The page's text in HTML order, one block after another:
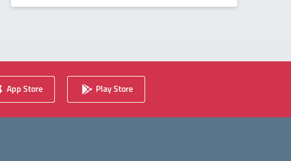
App Store Play Store